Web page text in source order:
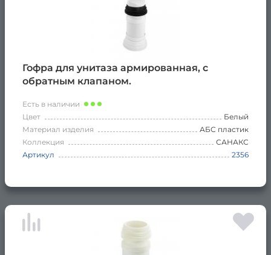
Гофра для унитаза армированная, с
обратным клапаном.
Есть в наличии
Цвет
Белый
Материал изделия
АБС пластик
Коллекция
САНАКС
Артикул
2356